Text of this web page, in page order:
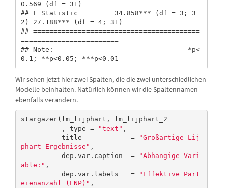
0.569 (df = 31)
## F Statistic         34.858*** (df = 3; 3
2) 27.188*** (df = 4; 31)
## =========================================
========================
## Note:                                 *p<
0.1; **p<0.05; ***p<0.01
Wir sehen jetzt hier zwei Spalten, die die zwei unterschiedlichen
Modelle beinhalten. Natürlich können wir die Spaltennamen
ebenfalls verändern.
stargazer(lm_lijphart, lm_lijphart_2
          , type =
"text" ,
          title            =
"Großartige Lij
phart-Ergebnisse" ,
          dep.var.caption  =
"Abhängige Vari
able:" ,
          dep.var.labels   =
"Effektive Part
eienanzahl (ENP)" ,